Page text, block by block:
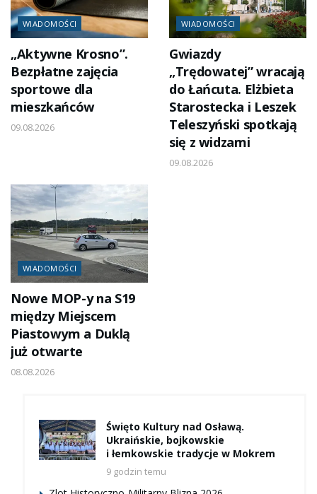
WIADOMOŚCI
„Aktywne Krosno”.
Bezpłatne zajęcia
sportowe dla
mieszkańców
09.08.2026
WIADOMOŚCI
Gwiazdy
„Trędowatej” wracają
do Łańcuta. Elżbieta
Starostecka i Leszek
Teleszyński spotkają
się z widzami
09.08.2026
WIADOMOŚCI
Nowe MOP-y na S19
między Miejscem
Piastowym a Duklą
już otwarte
08.08.2026
Święto Kultury nad Osławą.
Ukraińskie, bojkowskie
i łemkowskie tradycje w Mokrem
9 godzin temu